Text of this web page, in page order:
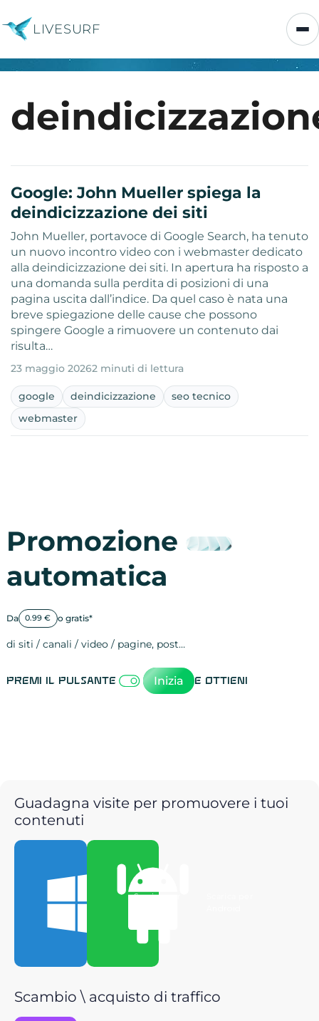
LIVESURF
Google: John Mueller spiega la
deindicizzazione dei siti
John Mueller, portavoce di Google Search, ha tenuto
un nuovo incontro video con i webmaster dedicato
alla deindicizzazione dei siti. In apertura ha risposto a
una domanda sulla perdita di posizioni di una
pagina uscita dall’indice. Da quel caso è nata una
breve spiegazione delle cause che possono
spingere Google a rimuovere un contenuto dai
risulta…
23 maggio 20262 minuti di lettura
google deindicizzazione
seo tecnico
webmaster
Promozione
automatica
Da 0.99 € o gratis*
di siti / canali / video / pagine, post…
Premi il pulsante Inizia e ottieni
Guadagna visite per promuovere i tuoi
contenuti
Scarica per
Scambio \ acquisto di traffico